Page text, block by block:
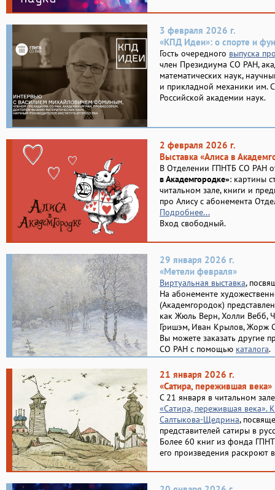
3 февраля 2026 г.
«КПД Идеи»: о спорте и
Гость очередного выпуска
член Президиума СО РАН,
математических наук,
и прикладной механики им.
Российской академии наук.
2 февраля 2026 г.
Выставка «Алиса в
В Отделении ГПНТБ СО РАН
в Академгородке»: картины
читальном зале, книги и
про Алису с абонемента
Подробнее...
Вход свободный.
29 января 2026 г.
«Метели февраля»
Виртуальная выставка,
На абонементе
(Академгородок)
как Жюль Верн, Холли Вебб,
Гришэм, Иван Крылов, Жорж
Вы можете заказать другие
СО РАН с помощью каталога.
21 января 2026 г.
«Сатира, пережившая века»
С 21 января в читальном
«Сатира, пережившая
Салтыкова-Щедрина,
представителей сатиры в
Более 60 книг из фонда
его произведения раскроют